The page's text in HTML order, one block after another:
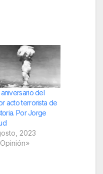
del
acto terrorista de
Por Jorge
2023